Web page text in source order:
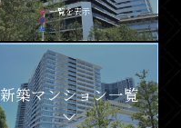
一覧を表示
新築マンション一覧